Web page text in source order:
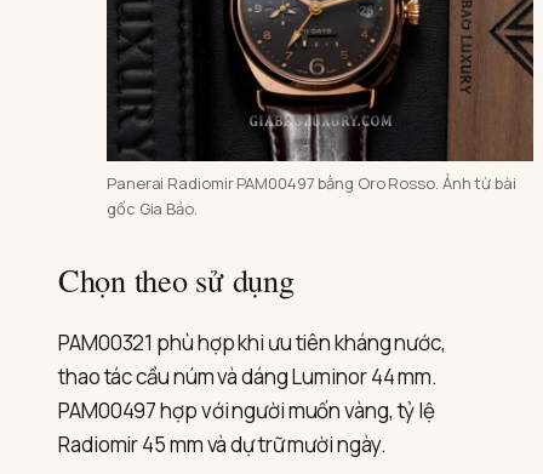
Panerai Radiomir PAM00497 bằng Oro Rosso. Ảnh từ bài
gốc Gia Bảo.
Chọn theo sử dụng
PAM00321 phù hợp khi ưu tiên kháng nước,
thao tác cầu núm và dáng Luminor 44 mm.
PAM00497 hợp với người muốn vàng, tỷ lệ
Radiomir 45 mm và dự trữ mười ngày.